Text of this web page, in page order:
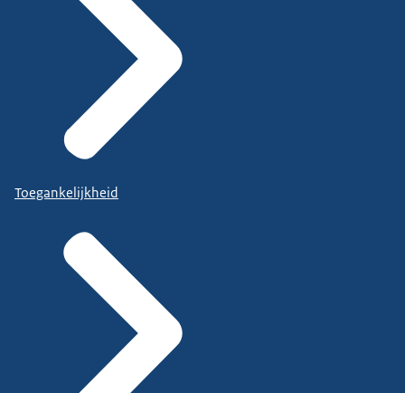
Toegankelijkheid